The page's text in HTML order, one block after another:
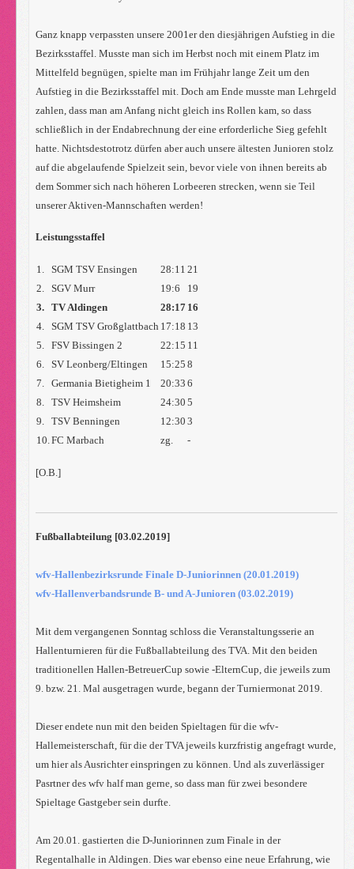
Ganz knapp verpassten unsere 2001er den diesjährigen Aufstieg in die
Bezirksstaffel. Musste man sich im Herbst noch mit einem Platz im
Mittelfeld begnügen, spielte man im Frühjahr lange Zeit um den
Aufstieg in die Bezirksstaffel mit. Doch am Ende musste man Lehrgeld
zahlen, dass man am Anfang nicht gleich ins Rollen kam, so dass
schließlich in der Endabrechnung der eine erforderliche Sieg gefehlt
hatte. Nichtsdestotrotz dürfen aber auch unsere ältesten Junioren stolz
auf die abgelaufende Spielzeit sein, bevor viele von ihnen bereits ab
dem Sommer sich nach höheren Lorbeeren strecken, wenn sie Teil
unserer Aktiven-Mannschaften werden!
Leistungsstaffel
1.
2.
3.
4.
5.
6.
7.
8.
9.
10.
SGM TSV Ensingen
SGV Murr
TV Aldingen
SGM TSV Großglattbach
FSV Bissingen 2
SV Leonberg/Eltingen
Germania Bietigheim 1
TSV Heimsheim
TSV Benningen
FC Marbach
28:11
19:6
28:17
17:18
22:15
15:25
20:33
24:30
12:30
zg.
21
19
16
13
11
8
6
5
3
-
[O.B.]
Fußballabteilung [03.02.2019]
wfv-Hallenbezirksrunde Finale D-Juniorinnen (20.01.2019)
wfv-Hallenverbandsrunde B- und A-Junioren (03.02.2019)
Mit dem vergangenen Sonntag schloss die Veranstaltungsserie an
Hallenturnieren für die Fußballabteilung des TVA. Mit den beiden
traditionellen Hallen-BetreuerCup sowie -ElternCup, die jeweils zum
9. bzw. 21. Mal ausgetragen wurde, begann der Turniermonat 2019.
Dieser endete nun mit den beiden Spieltagen für die wfv-
Hallemeisterschaft, für die der TVA jeweils kurzfristig angefragt wurde,
um hier als Ausrichter einspringen zu können. Und als zuverlässiger
Pasrtner des wfv half man gerne, so dass man für zwei besondere
Spieltage Gastgeber sein durfte.
Am 20.01. gastierten die D-Juniorinnen zum Finale in der
Regentalhalle in Aldingen. Dies war ebenso eine neue Erfahrung, wie